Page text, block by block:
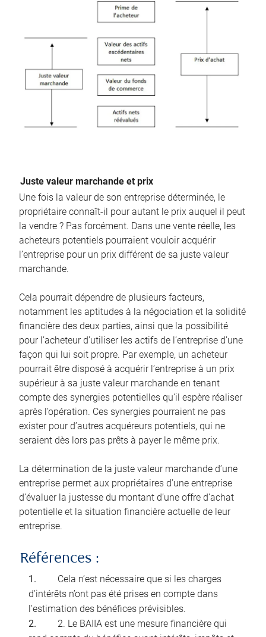
Juste valeur marchande et prix
Une fois la valeur de son entreprise déterminée, le
propriétaire connaît-il pour autant le prix auquel il peut
la vendre ? Pas forcément. Dans une vente réelle, les
acheteurs potentiels pourraient vouloir acquérir
l’entreprise pour un prix différent de sa juste valeur
marchande.
Cela pourrait dépendre de plusieurs facteurs,
notamment les aptitudes à la négociation et la solidité
financière des deux parties, ainsi que la possibilité
pour l’acheteur d’utiliser les actifs de l’entreprise d’une
façon qui lui soit propre. Par exemple, un acheteur
pourrait être disposé à acquérir l’entreprise à un prix
supérieur à sa juste valeur marchande en tenant
compte des synergies potentielles qu’il espère réaliser
après l’opération. Ces synergies pourraient ne pas
exister pour d’autres acquéreurs potentiels, qui ne
seraient dès lors pas prêts à payer le même prix.
La détermination de la juste valeur marchande d’une
entreprise permet aux propriétaires d’une entreprise
d’évaluer la justesse du montant d’une offre d’achat
potentielle et la situation financière actuelle de leur
entreprise.
Références :
Cela n’est nécessaire que si les charges
d’intérêts n’ont pas été prises en compte dans
l’estimation des bénéfices prévisibles.
2. Le BAIIA est une mesure financière qui